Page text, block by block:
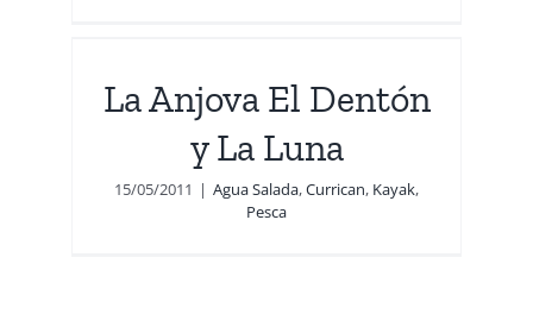
La Anjova El Dentón
y La Luna
15/05/2011 | Agua Salada,Currican, Kayak,
Pesca